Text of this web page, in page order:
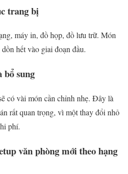
trang bị
máy in, đồ họp, đồ lưu trữ. Món
hết vào giai đoạn đầu.
bổ sung
có vài món cần chỉnh nhẹ. Đây là
rất quan trọng, vì một thay đổi nhỏ
phí.
văn phòng mới theo hạng